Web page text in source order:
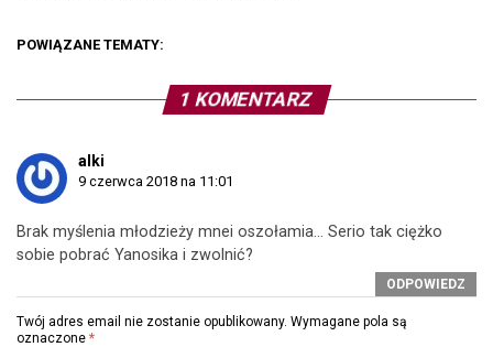
POWIĄZANE TEMATY:
1 KOMENTARZ
alki
9 czerwca 2018 na 11:01
Brak myślenia młodzieży mnei oszołamia… Serio tak ciężko
sobie pobrać Yanosika i zwolnić?
ODPOWIEDZ
Twój adres email nie zostanie opublikowany. Wymagane pola są
oznaczone *